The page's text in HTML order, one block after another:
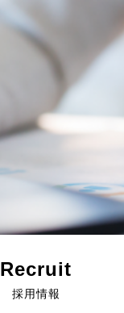
Recruit
採用情報